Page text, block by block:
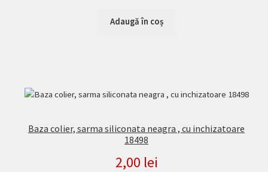
Adaugă în coș
Baza colier, sarma siliconata neagra , cu inchizatoare
18498
2,00 lei